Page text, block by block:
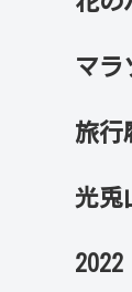
マラ
旅行
光兎